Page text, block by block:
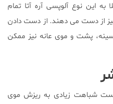
به این نوع آلوپسی آره آتا تمام
از دست می دهند. از دست دادن
پشت و موی عانه نیز ممکن
شباهت زیادی به ریزش موی